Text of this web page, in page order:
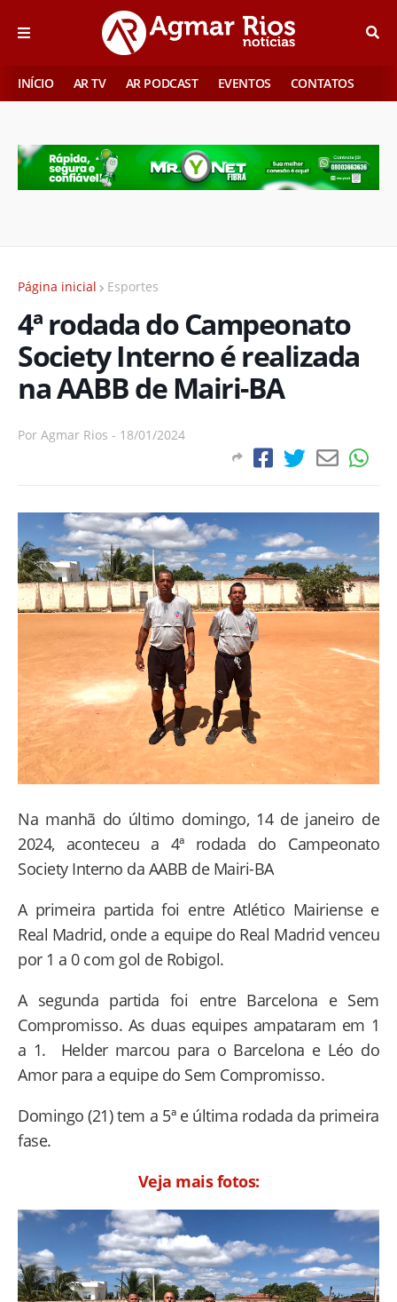
INÍCIO AR TV AR PODCAST EVENTOS CONTATOS
Página inicial Esportes
4ª rodada do Campeonato
Society Interno é realizada
na AABB de Mairi-BA
Por Agmar Rios - 18/01/2024
Na manhã do último domingo, 14 de janeiro de
2024, aconteceu a 4ª rodada do Campeonato
Society Interno da AABB de Mairi-BA
A primeira partida foi entre Atlético Mairiense e
Real Madrid, onde a equipe do Real Madrid venceu
por 1 a 0 com gol de Robigol.
A segunda partida foi entre Barcelona e Sem
Compromisso. As duas equipes ampataram em 1
a 1. Helder marcou para o Barcelona e Léo do
Amor para a equipe do Sem Compromisso.
Domingo (21) tem a 5ª e última rodada da primeira
fase.
Veja mais fotos: